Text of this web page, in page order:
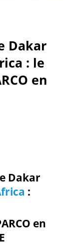
Dakar
: le
en
Dakar
:
en